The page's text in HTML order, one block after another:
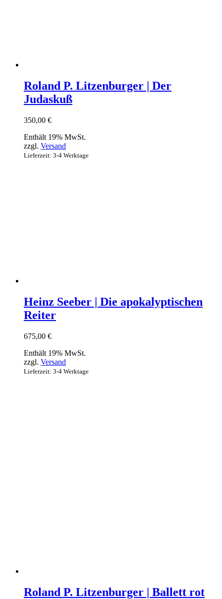
Roland P. Litzenburger | Der
Judaskuß
350,00 €
Enthält 19% MwSt.
zzgl. Versand
Lieferzeit: 3-4 Werktage
Heinz Seeber | Die apokalyptischen
Reiter
675,00 €
Enthält 19% MwSt.
zzgl. Versand
Lieferzeit: 3-4 Werktage
Roland P. Litzenburger | Ballett rot